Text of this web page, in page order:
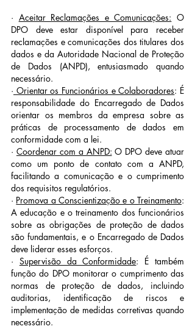
· Aceitar Reclamações e Comunicações: O
DPO deve estar disponível para receber
reclamações e comunicações dos titulares dos
dados e da Autoridade Nacional de Proteção
de Dados (ANPD), entusiasmado quando
necessário.
· Orientar os Funcionários e Colaboradores: É
responsabilidade do Encarregado de Dados
orientar os membros da empresa sobre as
práticas de processamento de dados em
conformidade com a lei.
· Coordenar com a ANPD: O DPO deve atuar
como um ponto de contato com a ANPD,
facilitando a comunicação e o cumprimento
dos requisitos regulatórios.
· Promova a Conscientização e o Treinamento:
A educação e o treinamento dos funcionários
sobre as obrigações de proteção de dados
são fundamentais, e o Encarregado de Dados
deve liderar esses esforços.
· Supervisão da Conformidade: É também
função do DPO monitorar o cumprimento das
normas de proteção de dados, incluindo
auditorias, identificação de riscos e
implementação de medidas corretivas quando
necessário.